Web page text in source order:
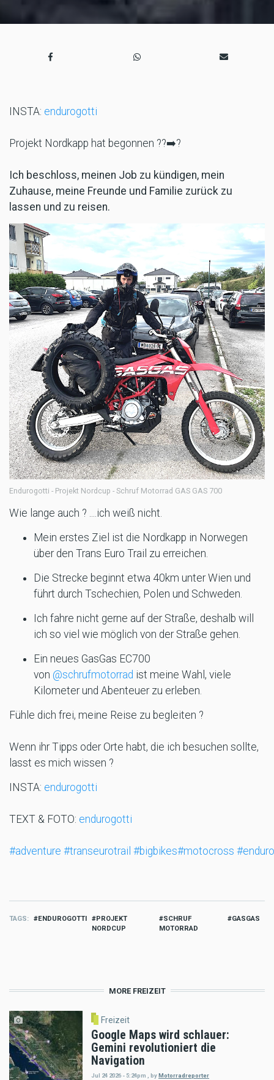
INSTA: endurogotti
Projekt Nordkapp hat begonnen ??➡️?
Ich beschloss, meinen Job zu kündigen, mein
Zuhause, meine Freunde und Familie zurück zu
lassen und zu reisen.
Endurogotti - Projekt Nordcup - Schruf Motorrad GAS GAS 700
Wie lange auch ? ....ich weiß nicht.
Mein erstes Ziel ist die Nordkapp in Norwegen
über den Trans Euro Trail zu erreichen.
Die Strecke beginnt etwa 40km unter Wien und
führt durch Tschechien, Polen und Schweden.
Ich fahre nicht gerne auf der Straße, deshalb will
ich so viel wie möglich von der Straße gehen.
Ein neues GasGas EC700
von @schrufmotorrad ist meine Wahl, viele
Kilometer und Abenteuer zu erleben.
Fühle dich frei, meine Reise zu begleiten ?
Wenn ihr Tipps oder Orte habt, die ich besuchen sollte,
lasst es mich wissen ?
INSTA: endurogotti
TEXT & FOTO: endurogotti
#adventure #transeurotrail #bigbikes#motocross #enduro
TAGS ENDUROGOTTI
PROJEKT
NORDCUP
SCHRUF
MOTORRAD
GASGAS
MORE FREIZEIT
Freizeit
Google Maps wird schlauer:
Gemini revolutioniert die
Navigation
Jul 24 2026 - 5:24pm byMotorradreporter